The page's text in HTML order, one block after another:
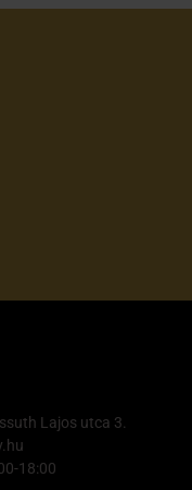
Lajos utca 3.
18:00